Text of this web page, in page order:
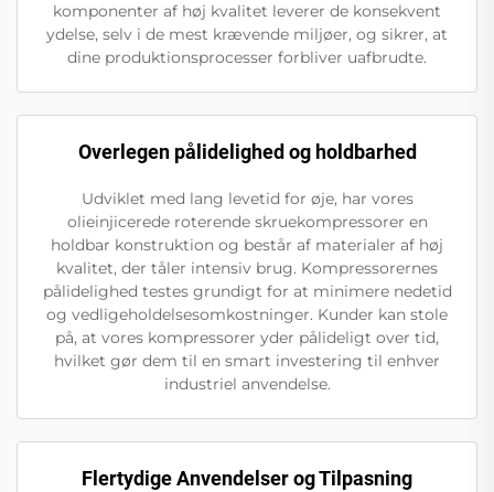
komponenter af høj kvalitet leverer de konsekvent
ydelse, selv i de mest krævende miljøer, og sikrer, at
dine produktionsprocesser forbliver uafbrudte.
Overlegen pålidelighed og holdbarhed
Udviklet med lang levetid for øje, har vores
olieinjicerede roterende skruekompressorer en
holdbar konstruktion og består af materialer af høj
kvalitet, der tåler intensiv brug. Kompressorernes
pålidelighed testes grundigt for at minimere nedetid
og vedligeholdelsesomkostninger. Kunder kan stole
på, at vores kompressorer yder pålideligt over tid,
hvilket gør dem til en smart investering til enhver
industriel anvendelse.
Flertydige Anvendelser og Tilpasning